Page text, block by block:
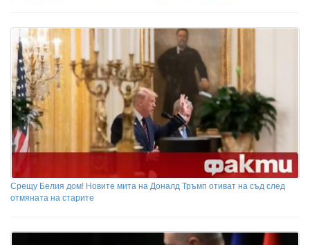
Срещу Белия дом! Новите мита на Доналд Тръмп отиват на съд след
отмяната на старите